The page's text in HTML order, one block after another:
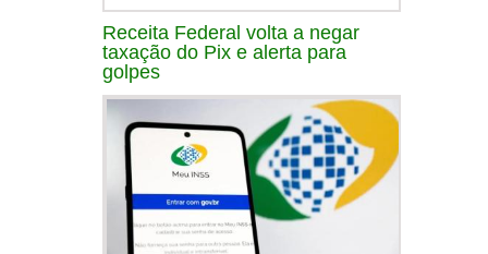
Receita Federal volta a negar
taxação do Pix e alerta para
golpes